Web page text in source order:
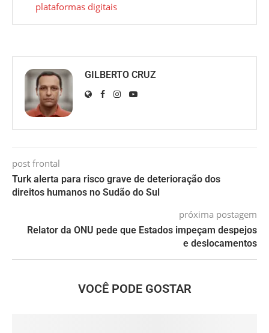
plataformas digitais
GILBERTO CRUZ
post frontal
Turk alerta para risco grave de deterioração dos
direitos humanos no Sudão do Sul
próxima postagem
Relator da ONU pede que Estados impeçam despejos
e deslocamentos
VOCÊ PODE GOSTAR